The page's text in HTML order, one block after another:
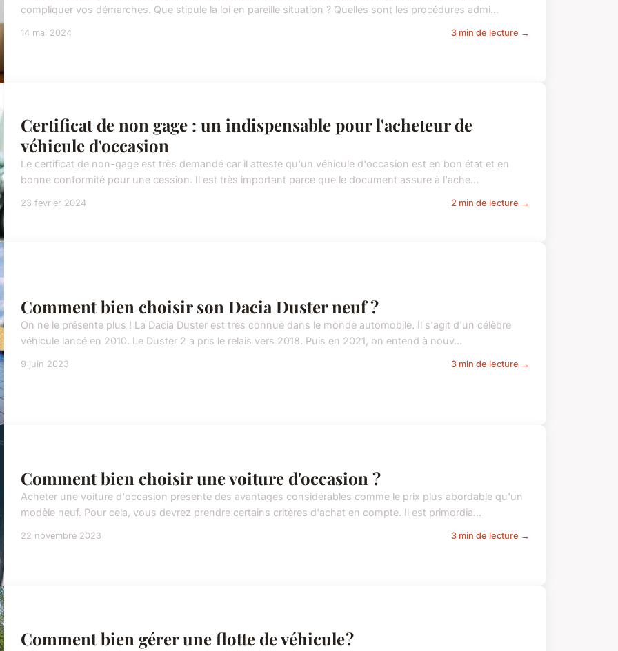
compliquer vos démarches. Que stipule la loi en pareille situation ? Quelles sont les procédures admi...
14 mai 2024 3 min de lecture →
Certificat de non gage : un indispensable pour l'acheteur de
véhicule d'occasion
Le certificat de non-gage est très demandé car il atteste qu'un véhicule d'occasion est en bon état et en
bonne conformité pour une cession. Il est très important parce que le document assure à l'ache...
23 février 2024 2 min de lecture →
Comment bien choisir son Dacia Duster neuf ?
On ne le présente plus ! La Dacia Duster est très connue dans le monde automobile. Il s'agit d'un célèbre
véhicule lancé en 2010. Le Duster 2 a pris le relais vers 2018. Puis en 2021, on entend à nouv...
9 juin 2023 3 min de lecture →
Comment bien choisir une voiture d'occasion ?
Acheter une voiture d'occasion présente des avantages considérables comme le prix plus abordable qu'un
modèle neuf. Pour cela, vous devrez prendre certains critères d'achat en compte. Il est primordia...
22 novembre 2023 3 min de lecture →
Comment bien gérer une flotte de véhicule ?